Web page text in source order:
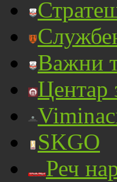
Важни
Центар
SKGO
Реч